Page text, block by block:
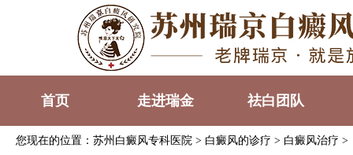
首页 走进瑞金 祛白团队
您现在的位置： 苏州白癜风专科医院 > 白癜风的诊疗 > 白癜风治疗 >